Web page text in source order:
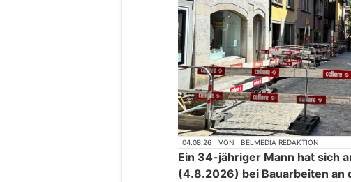
04.08.26 VON BELMEDIA REDAKTION
Ein 34-jähriger Mann hat sich
(4.8.2026) bei Bauarbeiten an